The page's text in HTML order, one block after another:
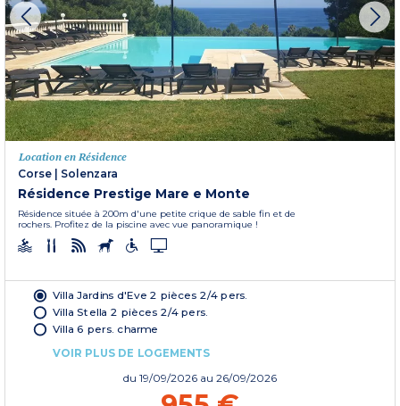
Location en Résidence
Corse
Solenzara
Résidence Prestige Mare e Monte
Résidence située à 200m d'une petite crique de sable fin et de
rochers. Profitez de la piscine avec vue panoramique !
Villa Jardins d'Eve 2 pièces 2/4 pers.
Villa Stella 2 pièces 2/4 pers.
Villa 6 pers. charme
VOIR PLUS DE LOGEMENTS
du 19/09/2026 au 26/09/2026